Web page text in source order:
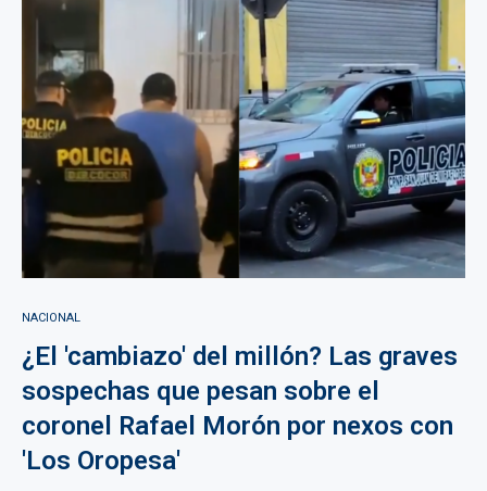
NACIONAL
¿El 'cambiazo' del millón? Las graves
sospechas que pesan sobre el
coronel Rafael Morón por nexos con
'Los Oropesa'